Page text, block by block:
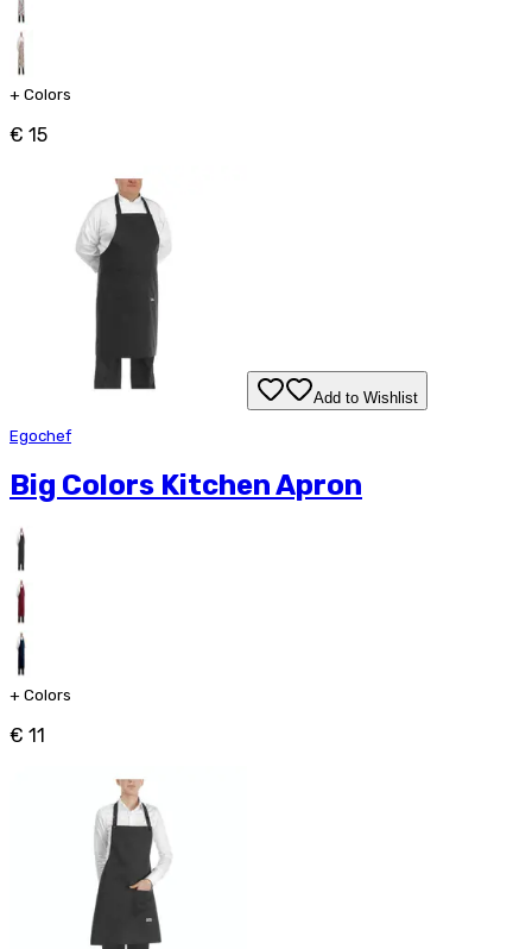
+ Colors
€ 15
Add to Wishlist
Egochef
Big Colors Kitchen Apron
+ Colors
€ 11